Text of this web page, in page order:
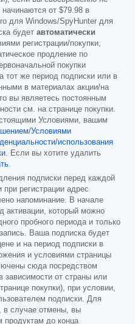
от $79.98 в
для Windows/SpyHunter для
будет автоматически
регистрации/покупки,
продление по
покупки
тот же период подписки или в
в материалах акции/на
вы являетесь постоянным
см. на странице покупки.
Условиями, вашим
Условиями
использования
. Если вы хотите удалить
подписки перед каждой
регистрации адрес
напоминание. В начале
активации, который можно
пробного периода и только
Ваша подписка будет
и на период подписки в
и условиями страницы
сюда посредством
зависимости от страны или
покупки), при условии,
подписки. Для
в случае отмены, вы
продуктам до конца